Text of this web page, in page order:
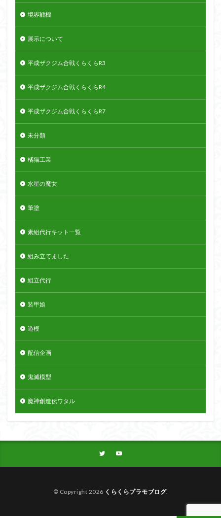
境界戦機
展示について
平成ザクジム合戦くらくらR3
平成ザクジム合戦くらくらR4
平成ザクジム合戦くらくらR7
未分類
橘猫工業
水星の魔女
筆塗
素組代行キット一覧
組み立てました
組立代行
装甲娘
遊模
配信企画
鬼滅模型
魔神創造伝ワタル
© Copyright 2026 くらくらプラモブログ.